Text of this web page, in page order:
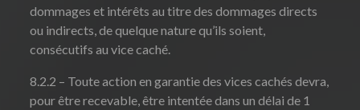
dommages et intérêts au titre des dommages directs
ou indirects, de quelque nature qu’ils soient,
consécutifs au vice caché.
8.2.2 – Toute action en garantie des vices cachés devra,
pour être recevable, être intentée dans un délai de 1